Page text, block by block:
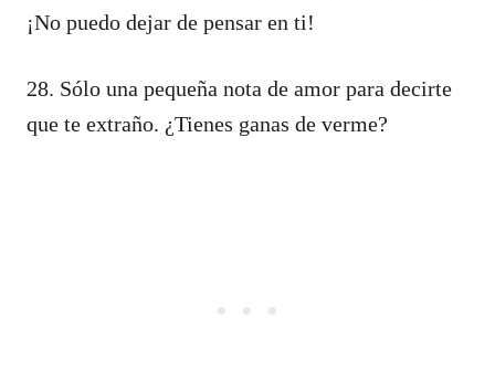
¡No puedo dejar de pensar en ti!
28. Sólo una pequeña nota de amor para decirte
que te extraño. ¿Tienes ganas de verme?